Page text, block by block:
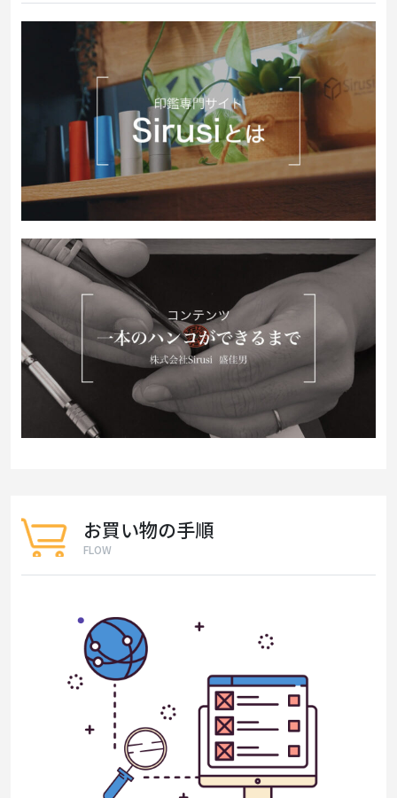
お買い物の手順
FLOW